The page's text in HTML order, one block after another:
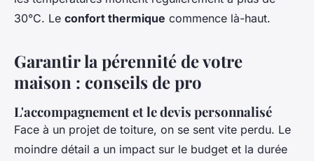
30°C. Le confort thermique commence là-haut.
Garantir la pérennité de votre
maison : conseils de pro
L'accompagnement et le devis personnalisé
Face à un projet de toiture, on se sent vite perdu. Le
moindre détail a un impact sur le budget et la durée